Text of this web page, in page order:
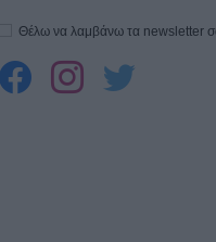
Θέλω να λαμβάνω τα newsletter